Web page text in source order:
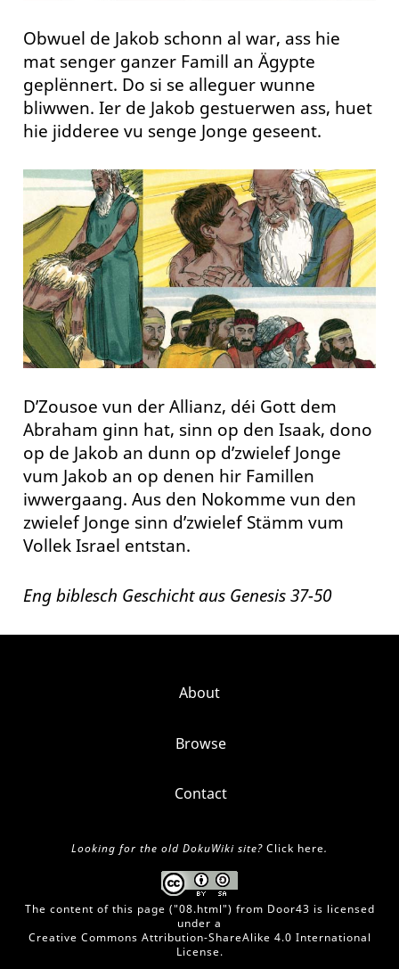
Obwuel de Jakob schonn al war, ass hie
mat senger ganzer Famill an Ägypte
geplënnert. Do si se alleguer wunne
bliwwen. Ier de Jakob gestuerwen ass, huet
hie jidderee vu senge Jonge geseent.
D’Zousoe vun der Allianz, déi Gott dem
Abraham ginn hat, sinn op den Isaak, dono
op de Jakob an dunn op d’zwielef Jonge
vum Jakob an op denen hir Famillen
iwwergaang. Aus den Nokomme vun den
zwielef Jonge sinn d’zwielef Stämm vum
Vollek Israel entstan.
Eng biblesch Geschicht aus Genesis 37-50
About
Browse
Contact
Looking for the old DokuWiki site? Click here.
The content of this page ("08.html") from Door43 is licensed
under a
Creative Commons Attribution-ShareAlike 4.0 International
License.